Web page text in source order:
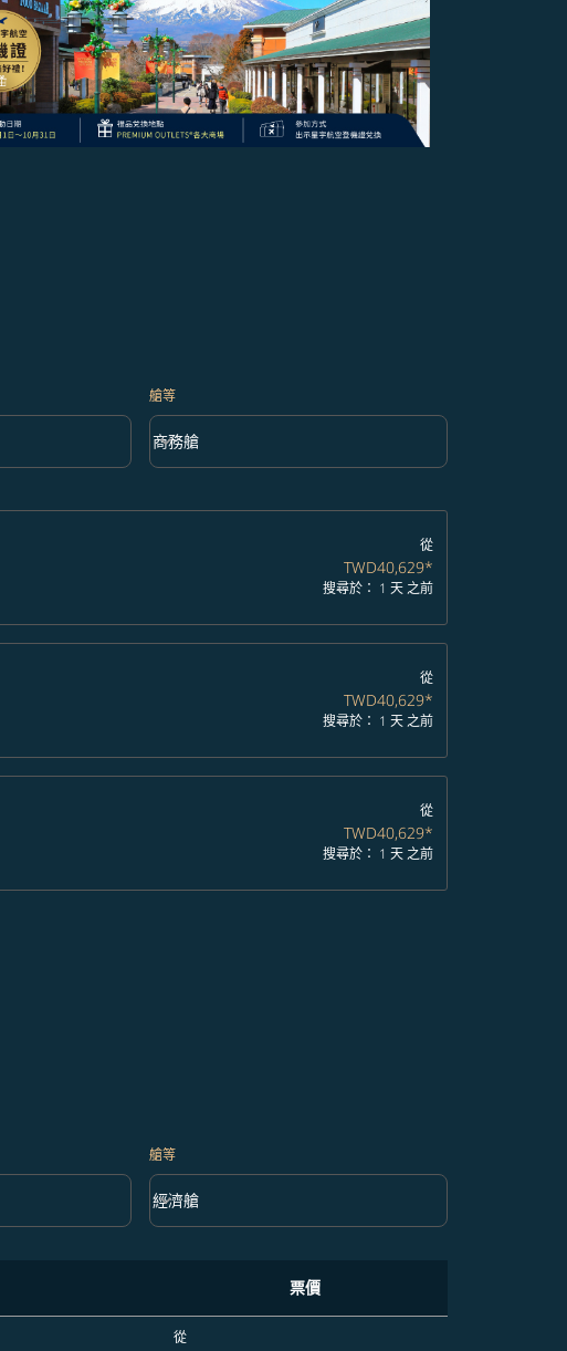
艙等
艙等 option 商務艙 Selected
商務艙
keyboard_arrow_down
從
TWD40,629*
搜尋於： 1 天 之前
從
TWD40,629*
搜尋於： 1 天 之前
從
TWD40,629*
搜尋於： 1 天 之前
艙等
艙等 option 經濟艙 Selected
經濟艙
keyboard_arrow_down
票價
從